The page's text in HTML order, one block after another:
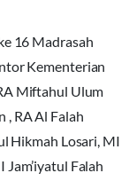
16 Madrasah
Kementerian
Miftahul Ulum
, RA Al Falah
Hikmah Losari, MI
Falah